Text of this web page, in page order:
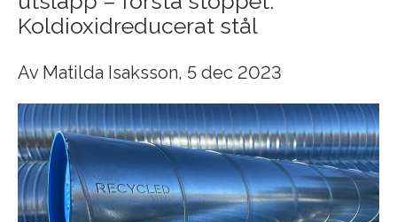
Koldioxidreducerat stål
Av Matilda Isaksson, 5 dec 2023